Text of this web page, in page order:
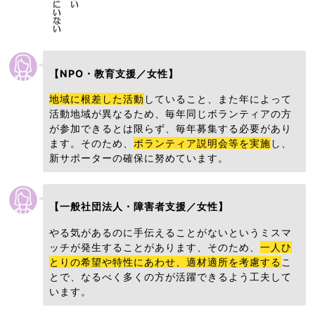
【NPO・教育支援／女性】
地域に根差した活動 していること、また年によって
活動地域が異なるため、毎年同じボランティアの方
が参加できるとは限らず、毎年募集する必要があり
ます。そのため、 ボランティア説明会等を実施 し、
新サポーターの確保に努めています。
【一般社団法人・障害者支援／女性】
やる気があるのに手伝えることがないというミスマ
ッチが発生することがあります、そのため、一人ひ
とりの希望や特性にあわせ、適材適所を考慮する こ
とで、なるべく多くの方が活躍できるよう工夫して
います。